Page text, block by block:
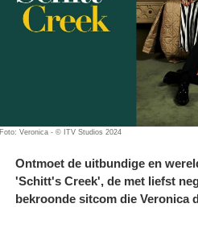
Foto: Veronica - © ITV Studios 2024
Ontmoet de uitbundige en
'Schitt's Creek', de met liefst
bekroonde sitcom die Veronica